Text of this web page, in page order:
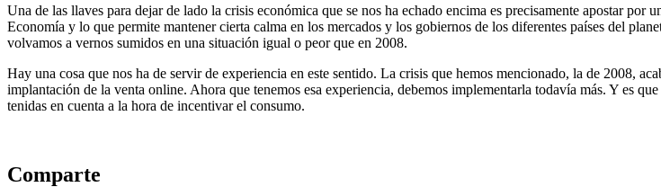
Una de las llaves para dejar de lado la crisis económica que se nos ha echado encima es precisamente apostar
Economía y lo que permite mantener cierta calma en los mercados y los gobiernos de los diferentes países del
volvamos a vernos sumidos en una situación igual o peor que en 2008.
Hay una cosa que nos ha de servir de experiencia en este sentido. La crisis que hemos mencionado, la de 2008,
implantación de la venta online. Ahora que tenemos esa experiencia, debemos implementarla todavía más. Y es
tenidas en cuenta a la hora de incentivar el consumo.
Comparte